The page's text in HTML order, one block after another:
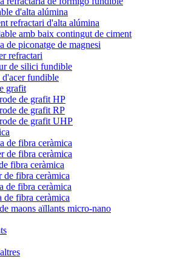
d'alta alúmina
refractari d'alta alúmina
amb baix contingut de ciment
de piconatge de magnesi
refractari
de silici fundible
d'acer fundible
grafit
de grafit HP
de grafit RP
de grafit UHP
de fibra ceràmica
de fibra ceràmica
fibra ceràmica
de fibra ceràmica
de fibra ceràmica
de fibra ceràmica
maons aïllants micro-nano